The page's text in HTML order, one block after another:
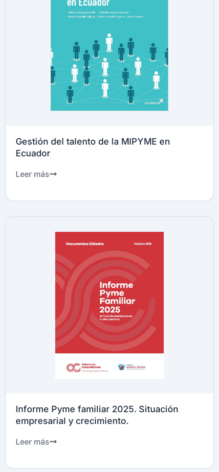
Gestión del talento de la MIPYME en
Ecuador
Leer más
Informe Pyme familiar 2025. Situación
empresarial y crecimiento.
Leer más